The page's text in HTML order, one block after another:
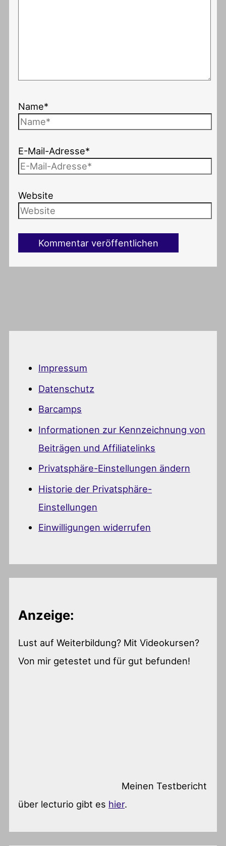
Name*
E-Mail-Adresse*
Website
Impressum
Datenschutz
Barcamps
Informationen zur Kennzeichnung von
Beiträgen und Affiliatelinks
Privatsphäre-Einstellungen ändern
Historie der Privatsphäre-
Einstellungen
Einwilligungen widerrufen
Anzeige:
Lust auf Weiterbildung? Mit Videokursen?
Von mir getestet und für gut befunden!
Meinen Testbericht
über lecturio gibt es hier.